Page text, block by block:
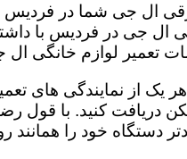
ال جی شما در فردیس
ال جی در فردیس با
تعمیر لوازم خانگی ال
هر یک از نمایندگی های
دریافت کنید. با قول
دستگاه خود را همانند